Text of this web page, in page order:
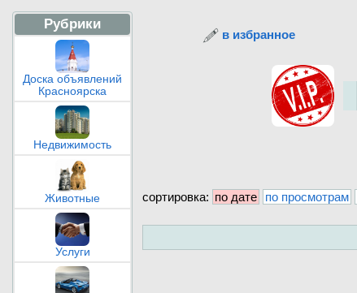
Рубрики
Доска объявлений
Красноярска
Недвижимость
Животные
Услуги
в избранное
сортировка: по дате по просмотрам